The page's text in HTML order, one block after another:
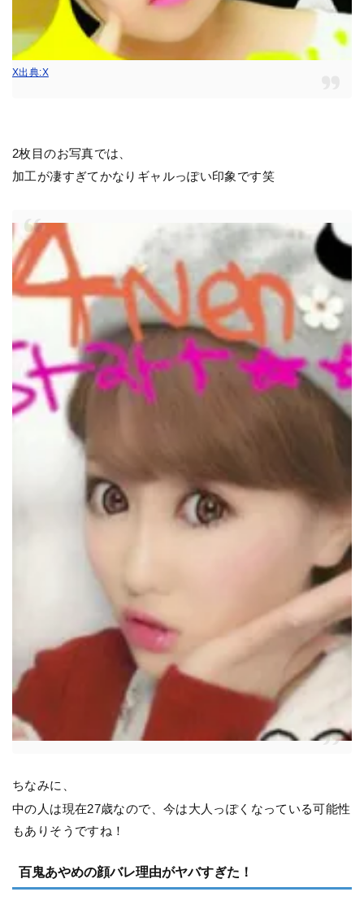
X出典:X
2枚目のお写真では、
加工が凄すぎてかなりギャルっぽい印象です笑
ちなみに、
中の人は現在27歳なので、今は大人っぽくなっている可能性
もありそうですね！
百鬼あやめの顔バレ理由がヤバすぎた！